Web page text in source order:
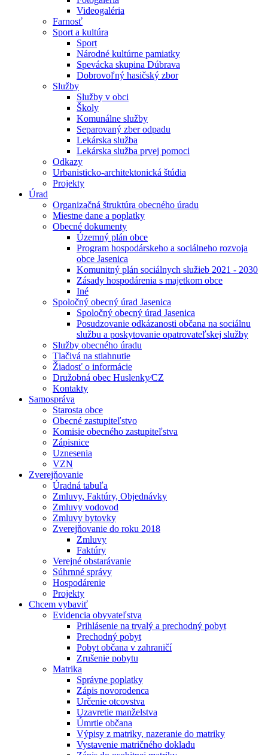
Videogaléria
Farnosť
Sport a kultúra
Sport
Národné kultúrne pamiatky
Spevácka skupina Dúbrava
Dobrovoľný hasičský zbor
Služby
Služby v obci
Školy
Komunálne služby
Separovaný zber odpadu
Lekárska služba
Lekárska služba prvej pomoci
Odkazy
Urbanisticko-architektonická štúdia
Projekty
Úrad
Organizačná štruktúra obecného úradu
Miestne dane a poplatky
Obecné dokumenty
Územný plán obce
Program hospodárskeho a sociálneho rozvoja
obce Jasenica
Komunitný plán sociálnych služieb 2021 - 2030
Zásady hospodárenia s majetkom obce
Iné
Spoločný obecný úrad Jasenica
Spoločný obecný úrad Jasenica
Posudzovanie odkázanosti občana na sociálnu
službu a poskytovanie opatrovateľskej služby
Služby obecného úradu
Tlačivá na stiahnutie
Žiadosť o informácie
Družobná obec Huslenky⁄CZ
Kontakty
Samospráva
Starosta obce
Obecné zastupiteľstvo
Komisie obecného zastupiteľstva
Zápisnice
Uznesenia
VZN
Zverejňovanie
Úradná tabuľa
Zmluvy, Faktúry, Objednávky
Zmluvy vodovod
Zmluvy bytovky
Zverejňovanie do roku 2018
Zmluvy
Faktúry
Verejné obstarávanie
Súhrnné správy
Hospodárenie
Projekty
Chcem vybaviť
Evidencia obyvateľstva
Prihlásenie na trvalý a prechodný pobyt
Prechodný pobyt
Pobyt občana v zahraničí
Zrušenie pobytu
Matrika
Správne poplatky
Zápis novorodenca
Určenie otcovstva
Uzavretie manželstva
Úmrtie občana
Výpisy z matriky, nazeranie do matriky
Vystavenie matričného dokladu